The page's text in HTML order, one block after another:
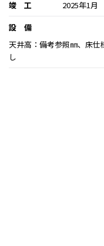
竣 工
2025年1月
設 備
天井高：備考参照㎜、床
し